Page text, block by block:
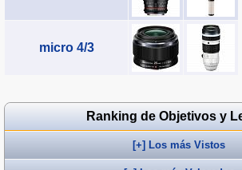
micro 4/3
Ranking de Objetivos y
[+] Los más Vistos